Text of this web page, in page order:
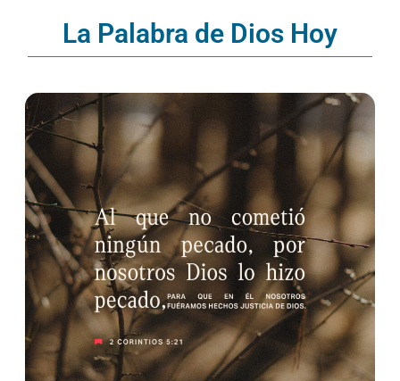
La Palabra de Dios Hoy